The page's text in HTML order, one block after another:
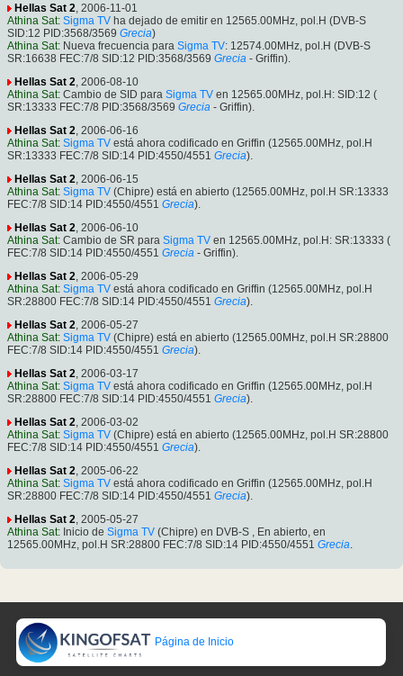
Hellas Sat 2, 2006-11-01
Athina Sat: Sigma TV ha dejado de emitir en 12565.00MHz, pol.H (DVB-S
SID:12 PID:3568/3569 Grecia)
Athina Sat: Nueva frecuencia para Sigma TV: 12574.00MHz, pol.H (DVB-S
SR:16638 FEC:7/8 SID:12 PID:3568/3569 Grecia - Griffin).
Hellas Sat 2, 2006-08-10
Athina Sat: Cambio de SID para Sigma TV en 12565.00MHz, pol.H: SID:12 (
SR:13333 FEC:7/8 PID:3568/3569 Grecia - Griffin).
Hellas Sat 2, 2006-06-16
Athina Sat: Sigma TV está ahora codificado en Griffin (12565.00MHz, pol.H
SR:13333 FEC:7/8 SID:14 PID:4550/4551 Grecia).
Hellas Sat 2, 2006-06-15
Athina Sat: Sigma TV (Chipre) está en abierto (12565.00MHz, pol.H SR:13333
FEC:7/8 SID:14 PID:4550/4551 Grecia).
Hellas Sat 2, 2006-06-10
Athina Sat: Cambio de SR para Sigma TV en 12565.00MHz, pol.H: SR:13333 (
FEC:7/8 SID:14 PID:4550/4551 Grecia - Griffin).
Hellas Sat 2, 2006-05-29
Athina Sat: Sigma TV está ahora codificado en Griffin (12565.00MHz, pol.H
SR:28800 FEC:7/8 SID:14 PID:4550/4551 Grecia).
Hellas Sat 2, 2006-05-27
Athina Sat: Sigma TV (Chipre) está en abierto (12565.00MHz, pol.H SR:28800
FEC:7/8 SID:14 PID:4550/4551 Grecia).
Hellas Sat 2, 2006-03-17
Athina Sat: Sigma TV está ahora codificado en Griffin (12565.00MHz, pol.H
SR:28800 FEC:7/8 SID:14 PID:4550/4551 Grecia).
Hellas Sat 2, 2006-03-02
Athina Sat: Sigma TV (Chipre) está en abierto (12565.00MHz, pol.H SR:28800
FEC:7/8 SID:14 PID:4550/4551 Grecia).
Hellas Sat 2, 2005-06-22
Athina Sat: Sigma TV está ahora codificado en Griffin (12565.00MHz, pol.H
SR:28800 FEC:7/8 SID:14 PID:4550/4551 Grecia).
Hellas Sat 2, 2005-05-27
Athina Sat: Inicio de Sigma TV (Chipre) en DVB-S , En abierto, en
12565.00MHz, pol.H SR:28800 FEC:7/8 SID:14 PID:4550/4551 Grecia.
Página de Inicio